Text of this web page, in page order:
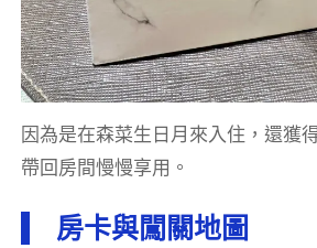
因為是在森菜生日月來入住，還獲
帶回房間慢慢享用。
房卡與闖關地圖